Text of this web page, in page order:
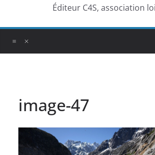
Éditeur C4S, association
image-47